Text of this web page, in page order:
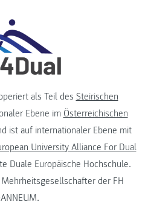
als Teil des Steirischen
Ebene im Österreichischen
ist auf internationaler Ebene mit
University Alliance For Dual
Duale Europäische Hochschule.
der FH